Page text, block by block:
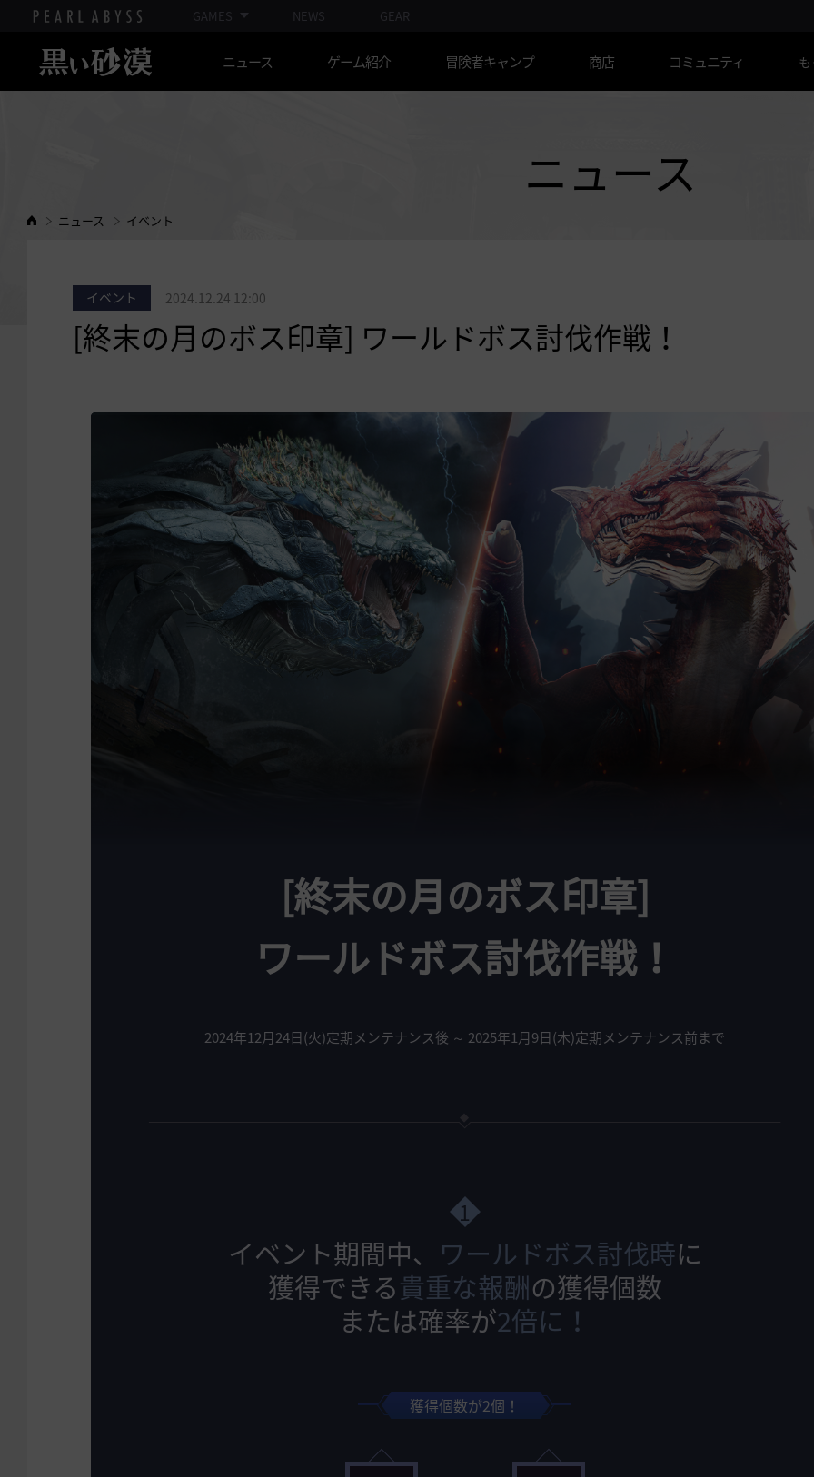
GAMES NEWS GEAR
ニュース ゲーム紹介 冒険者キャンプ 商店 コミュニティ
ニュース
ニュース イベント
イベント 2024.12.24 12:00
[終末の月のボス印章] ワールドボス討伐作戦！
[終末の月のボス印章]
ワールドボス討伐作戦！
2024年12月24日(火)定期メンテナンス後 ～ 2025年1月9日(木)定期メンテナンス前まで
1
イベント期間中、 ワールドボス討伐時に
獲得できる貴重な報酬の獲得個数
または確率が2倍に！
獲得個数が2個！